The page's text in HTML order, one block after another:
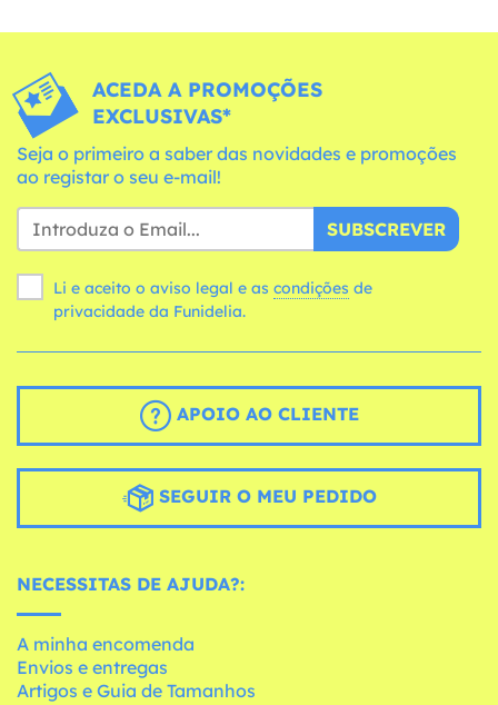
ACEDA A PROMOÇÕES
EXCLUSIVAS*
Seja o primeiro a saber das novidades e promoções
ao registar o seu e-mail!
SUBSCREVER
Li e aceito o aviso legal e as condições
privacidade da Funidelia.
APOIO AO CLIENTE
SEGUIR O MEU PEDIDO
NECESSITAS DE AJUDA?:
A minha encomenda
Envios e entregas
Artigos e Guia de Tamanhos